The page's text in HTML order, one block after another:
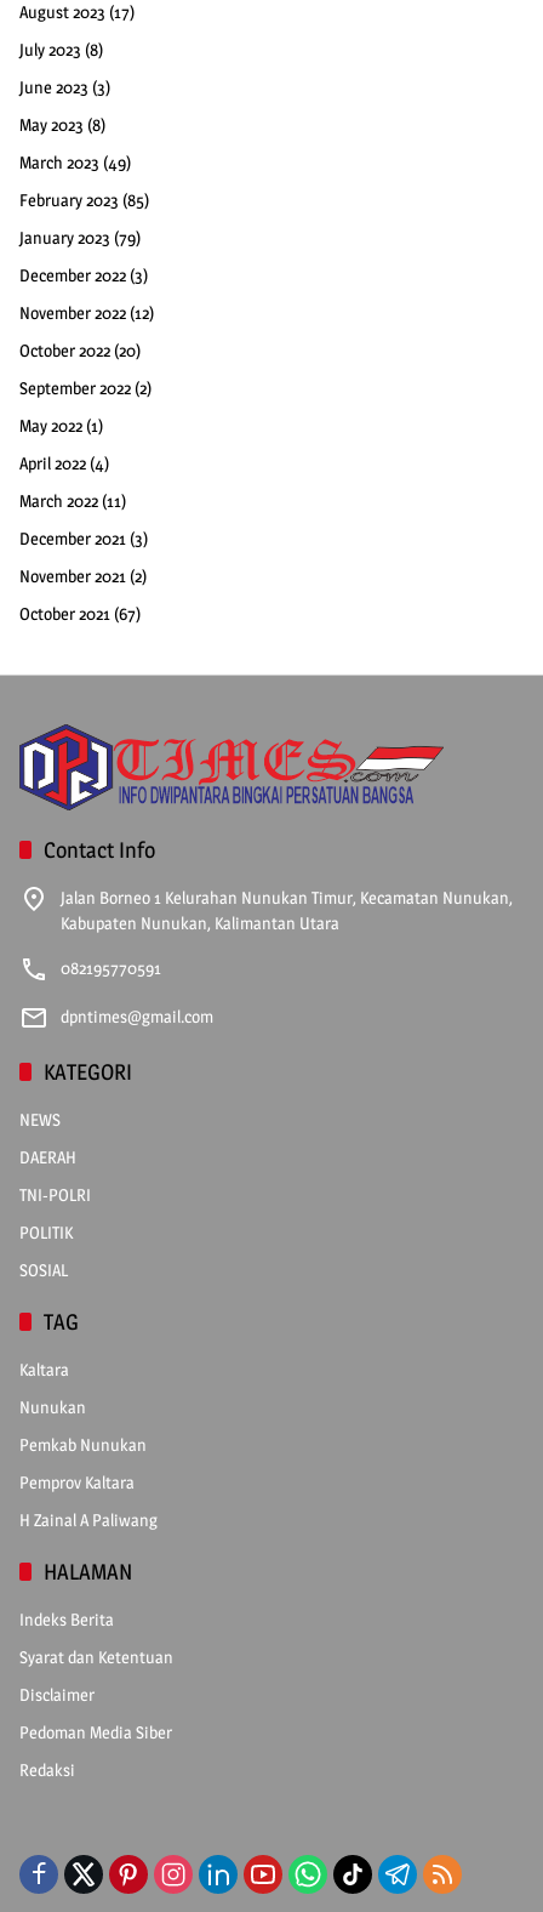
August 2023 (17)
July 2023 (8)
June 2023 (3)
May 2023 (8)
March 2023 (49)
February 2023 (85)
January 2023 (79)
December 2022 (3)
November 2022 (12)
October 2022 (20)
September 2022 (2)
May 2022 (1)
April 2022 (4)
March 2022 (11)
December 2021 (3)
November 2021 (2)
October 2021 (67)
Contact Info
Jalan Borneo 1 Kelurahan Nunukan Timur, Kecamatan Nunukan,
Kabupaten Nunukan, Kalimantan Utara
082195770591
dpntimes@gmail.com
KATEGORI
NEWS
DAERAH
TNI-POLRI
POLITIK
SOSIAL
TAG
Kaltara
Nunukan
Pemkab Nunukan
Pemprov Kaltara
H Zainal A Paliwang
HALAMAN
Indeks Berita
Syarat dan Ketentuan
Disclaimer
Pedoman Media Siber
Redaksi